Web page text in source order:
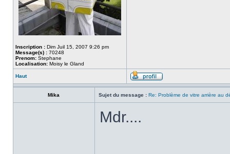
Inscription : Dim Juil 15, 2007 9:26 pm
Message(s) : 70248
Prenom: Stephane
Localisation: Moisy le Gland
Haut
Mika Sujet du message : Re: Problème de vitre arrière au
Mdr....